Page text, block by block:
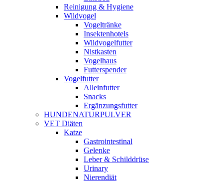
Reinigung & Hygiene
Wildvogel
Vogeltränke
Insektenhotels
Wildvogelfutter
Nistkasten
Vogelhaus
Futterspender
Vogelfutter
Alleinfutter
Snacks
Ergänzungsfutter
HUNDENATURPULVER
VET Diäten
Katze
Gastrointestinal
Gelenke
Leber & Schilddrüse
Urinary
Nierendiät